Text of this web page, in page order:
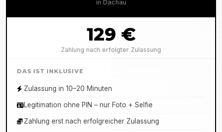
in Dachau
129 €
Zahlung nach erfolgter Zulassung
DAS IST INKLUSIVE
Zulassung in 10–20 Minuten
Legitimation ohne PIN – nur Foto + Selfie
Zahlung erst nach erfolgreicher Zulassung